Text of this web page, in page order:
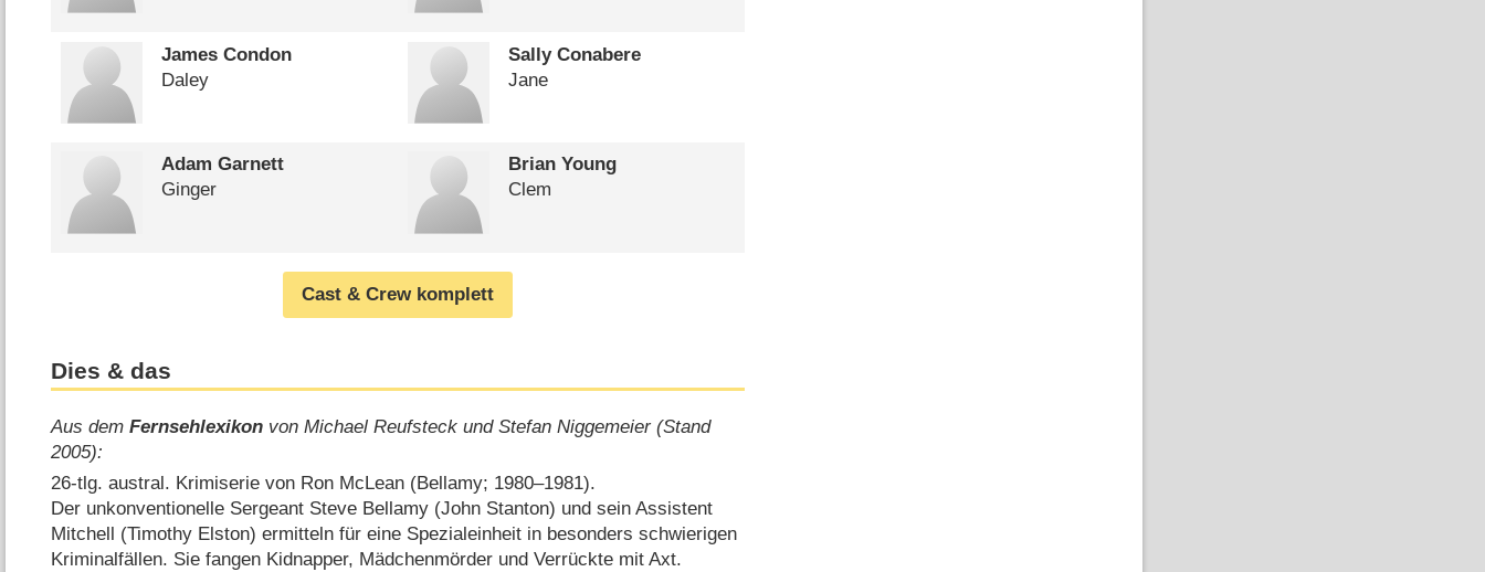
James Condon
Daley
Sally Conabere
Jane
Adam Garnett
Ginger
Brian Young
Clem
Cast & Crew komplett
Dies & das
Aus demFernsehlexikon von Michael Reufsteck und Stefan Niggemeier (Stand
2005):
26-tlg. austral. Krimiserie von Ron McLean (Bellamy; 1980⁠–⁠1981).
Der unkonventionelle Sergeant Steve Bellamy (John Stanton) und sein Assistent
Mitchell (Timothy Elston) ermitteln für eine Spezialeinheit in besonders schwierigen
Kriminalfällen. Sie fangen Kidnapper, Mädchenmörder und Verrückte mit Axt.